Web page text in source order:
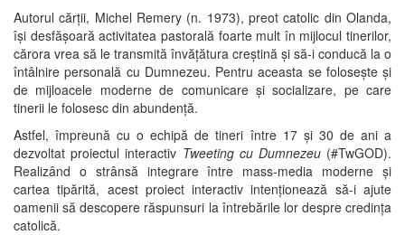
Autorul cărții, Michel Remery (n. 1973), preot catolic din Olanda,
își desfășoară activitatea pastorală foarte mult în mijlocul tinerilor,
cărora vrea să le transmită învățătura creștină și să-i conducă la o
întâlnire personală cu Dumnezeu. Pentru aceasta se folosește și
de mijloacele moderne de comunicare și socializare, pe care
tinerii le folosesc din abundență.
Astfel, împreună cu o echipă de tineri între 17 și 30 de ani a
dezvoltat proiectul interactiv Tweeting cu Dumnezeu(#TwGOD).
Realizând o strânsă integrare între mass-media moderne și
cartea tipărită, acest proiect interactiv intenționează să-i ajute
oamenii să descopere răspunsuri la întrebările lor despre credința
catolică.